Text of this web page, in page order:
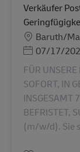
Verkäufer
勤務地
Baruth/
Posted Date
07/17/
FÜR
SOFORT, IN
INSGESAMT
BEFRISTET,
(m/w/d). Sie